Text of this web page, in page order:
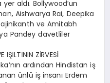
aldı. Bollywood’un
Aishwarya Rai, Deepika
ve Amitabh
Pandey davetliler
IŞILTININ ZİRVESİ
ardından Hindistan iş
ünlü iş insanı Erdem